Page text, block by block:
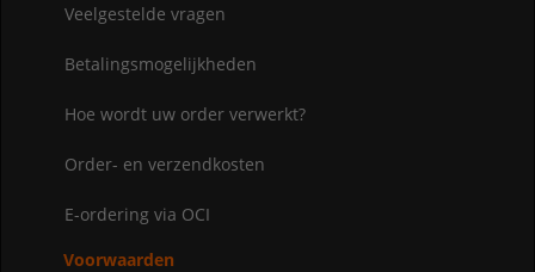
Veelgestelde vragen
Betalingsmogelijkheden
Hoe wordt uw order verwerkt?
Order- en verzendkosten
E-ordering via OCI
Voorwaarden